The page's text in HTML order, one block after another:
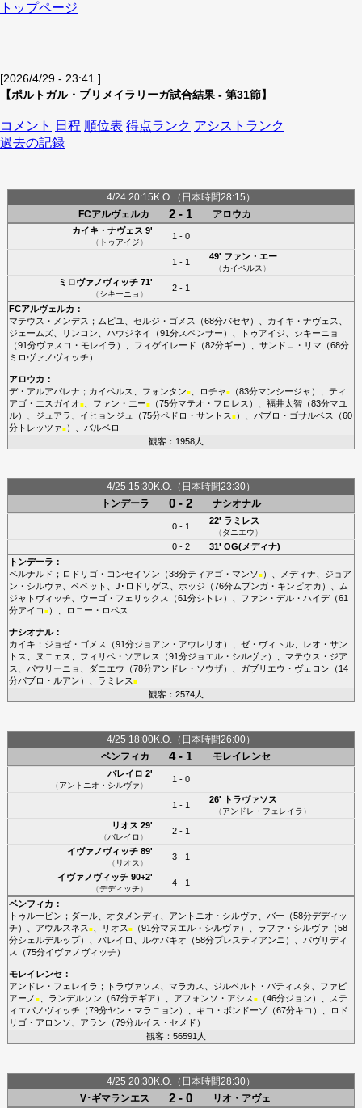
トップページ
[2026/4/29 - 23:41 ]
【ポルトガル・プリメイラリーガ試合結果 - 第31節】
コメント 日程 順位表 得点ランク アシストランク
過去の記録
4/24 20:15K.O.（日本時間28:15）
FCアルヴェルカ
2 - 1 アロウカ
カイキ・ナヴェス 9'
（ トゥアイジ）
1 - 0
1 - 1
49' ファン・エー
（カイペルス ）
ミロヴァノヴィッチ71'
（シキーニョ ）
2 - 1
FCアルヴェルカ ：
マテウス・メンデス ； ムピユ セルジ・ゴメス （68分バセヤ ）、 カイキ・ナヴェス
ジェームズ、 リンコン ハウジネイ （91分スペンサー ）、 トゥアイジ
シキーニョ
（91分ヴァスコ・モレイラ ）、 フィゲイレード （82分ギー ）、 サンドロ・リマ （68分
ミロヴァノヴィッチ ）
アロウカ ：
デ・アルアバレナ ； カイペルス フォンタン■、 ロチャ ■（83分マンシージャ ）、 ティ
アゴ・エスガイオ■、 ファン・エー■（75分マテオ・フロレス ）、 福井太智（83分マユ
ル）、 ジュアラ イヒョンジュ （75分ペドロ・サントス ■）、 パブロ・ゴサルベス
（60
分トレッツァ■）、 バルベロ
観客：1958人
4/25 15:30K.O.（日本時間23:30）
トンデーラ
0 - 2 ナシオナル
0 - 1
22' ラミレス
（ダニエウ）
0 - 2 31' OG(メディナ)
トンデーラ ：
ベルナルド ； ロドリゴ・コンセイソン （38分ティアゴ・マンソ■）、 メディナ
ジョア
ン・シルヴァ
ベベット J･ロドリゲス ホッジ （76分ムブンガ・キンピオカ ）、
ム
ジャトヴィッチ
ウーゴ・フェリックス （61分シトレ ）、 ファン・デル・ハイデ（61
分アイコ ■）、 ロニー・ロペス
ナシオナル：
カイキ ； ジョゼ・ゴメス （91分ジョアン・アウレリオ ）、 ゼ・ヴィトル、 レオ・サン
トス
ヌニェス フィリペ・ソアレス （91分ジョエル・シルヴァ ）、 マテウス・ジア
ス
パウリーニョ ダニエウ （78分アンドレ・ソウザ）、 ガブリエウ・ヴェロン （14
分パブロ・ルアン ）、 ラミレス ■
観客：2574人
4/25 18:00K.O.（日本時間26:00）
ベンフィカ
4 - 1 モレイレンセ
バレイロ 2'
（アントニオ・シルヴァ）
1 - 0
1 - 1
26' トラヴァソス
（アンドレ・フェレイラ）
リオス 29'
（バレイロ ）
2 - 1
イヴァノヴィッチ89'
（ リオス ）
3 - 1
イヴァノヴィッチ90+2'
（デディッチ）
4 - 1
ベンフィカ ：
トゥルービン ； ダール、 オタメンディ アントニオ・シルヴァ バー （58分デディッ
チ ）、 アウルスネス ■、 リオス ■（91分マヌエル・シルヴァ ）、 ラファ・シルヴァ （58
分シェルデルップ）、 バレイロ ルケバキオ （58分プレスティアンニ ）、 パヴリディ
ス
（75分イヴァノヴィッチ ）
モレイレンセ：
アンドレ・フェレイラ ； トラヴァソス マラカス ジルベルト・バティスタ
ファビ
アーノ ■、 ランデルソン （67分テギア ）、 アフォンソ・アシス ■（46分ジョン ）、 ステ
ィエパノヴィッチ （79分ヤン・マラニョン ）、 キコ・ボンドーゾ（67分キコ ）、
ロド
リゴ・アロンソ
アラン （79分ルイス・セメド ）
観客：56591人
4/25 20:30K.O.（日本時間28:30）
V･ギマランエス
2 - 0 リオ・アヴェ